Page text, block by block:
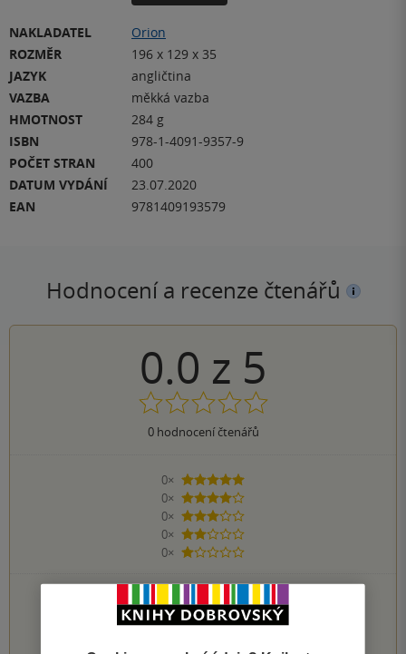
NAKLADATEL
Orion
ROZMĚR
196 x 129 x 35
JAZYK
angličtina
VAZBA
měkká vazba
HMOTNOST
284 g
ISBN
978-1-4091-9357-9
POČET STRAN
400
DATUM VYDÁNÍ
23.07.2020
EAN
9781409193579
Hodnocení a recenze čtenářů
0.0 z 5
0hodnocení čtenářů
0×
5 hvězdiček
0×
4 hvězdičky
0×
3 hvězdičky
0×
2 hvězdičky
0×
1 hvezdička